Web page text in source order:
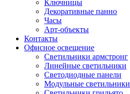
Ключницы
Декоративные панно
Часы
Арт-объекты
Контакты
Офисное освещение
Светильники армстронг
Линейные светильники
Светодиодные панели
Модульные светильники